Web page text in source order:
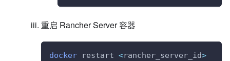
重启 Rancher Server 容器
docker restart <rancher_server_id>